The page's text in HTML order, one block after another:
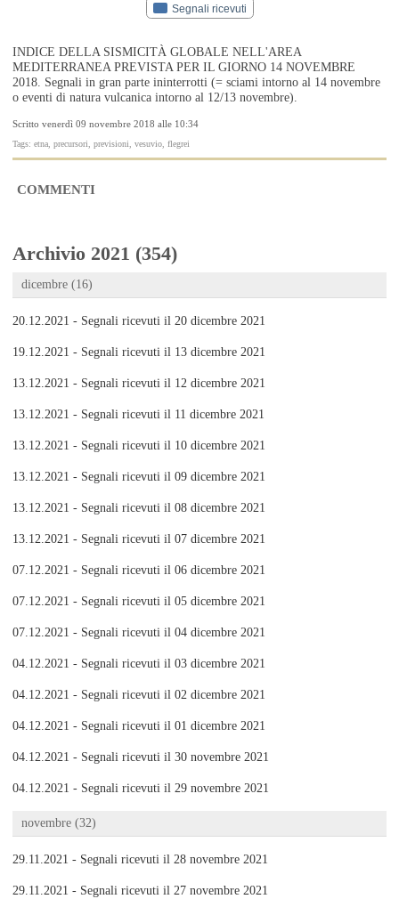
Segnali ricevuti
INDICE DELLA SISMICITÀ GLOBALE NELL'AREA
MEDITERRANEA PREVISTA PER IL GIORNO 14 NOVEMBRE
2018. Segnali in gran parte ininterrotti (= sciami intorno al 14 novembre
o eventi di natura vulcanica intorno al 12/13 novembre).
Scritto venerdì 09 novembre 2018 alle 10:34
Tags: etna, precursori, previsioni, vesuvio, flegrei
COMMENTI
Archivio 2021 (354)
dicembre (16)
20.12.2021 - Segnali ricevuti il 20 dicembre 2021
19.12.2021 - Segnali ricevuti il 13 dicembre 2021
13.12.2021 - Segnali ricevuti il 12 dicembre 2021
13.12.2021 - Segnali ricevuti il 11 dicembre 2021
13.12.2021 - Segnali ricevuti il 10 dicembre 2021
13.12.2021 - Segnali ricevuti il 09 dicembre 2021
13.12.2021 - Segnali ricevuti il 08 dicembre 2021
13.12.2021 - Segnali ricevuti il 07 dicembre 2021
07.12.2021 - Segnali ricevuti il 06 dicembre 2021
07.12.2021 - Segnali ricevuti il 05 dicembre 2021
07.12.2021 - Segnali ricevuti il 04 dicembre 2021
04.12.2021 - Segnali ricevuti il 03 dicembre 2021
04.12.2021 - Segnali ricevuti il 02 dicembre 2021
04.12.2021 - Segnali ricevuti il 01 dicembre 2021
04.12.2021 - Segnali ricevuti il 30 novembre 2021
04.12.2021 - Segnali ricevuti il 29 novembre 2021
novembre (32)
29.11.2021 - Segnali ricevuti il 28 novembre 2021
29.11.2021 - Segnali ricevuti il 27 novembre 2021